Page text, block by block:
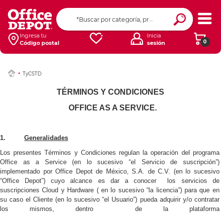
Ingresa tu
Código postal
0
Inicia
sesión
TyCSTD
TÉRMINOS Y CONDICIONES
OFFICE AS A SERVICE.
1. Generalidades
Los presentes Términos y Condiciones regulan la operación del programa
Office as a Service (en lo sucesivo “el Servicio de suscripción”)
implementado por Office Depot de México, S.A. de C.V. (en lo sucesivo
“Office Depot”) cuyo alcance es dar a conocer
los servicios de
suscripciones Cloud y Hardware ( en lo sucesivo “la licencia”) para que en
su caso el Cliente (en lo sucesivo “el Usuario”) pueda adquirir y/o contratar
los mismos, dentro
de la plataforma